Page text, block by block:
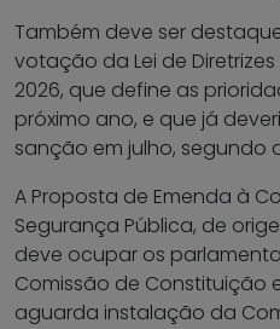
Também deve ser
votação da Lei de
2026, que define as
próximo ano, e que já
sanção em julho, segundo
A Proposta de Emenda à
Segurança Pública, de
deve ocupar os
Comissão de Constituição
aguarda instalação da